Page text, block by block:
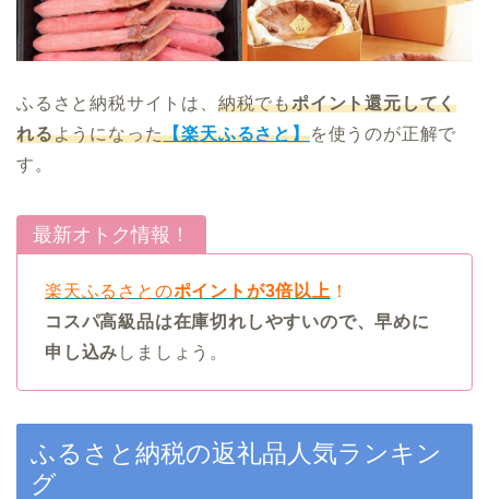
ふるさと納税サイトは、 納税でもポイント還元してく
れるようになった【楽天ふるさと】を使うのが正解で
す。
最新オトク情報！
楽天ふるさとのポイントが3倍以上 ！
コスパ高級品は在庫切れしやすいので、早めに
申し込み しましょう。
ふるさと納税の返礼品人気ランキン
グ